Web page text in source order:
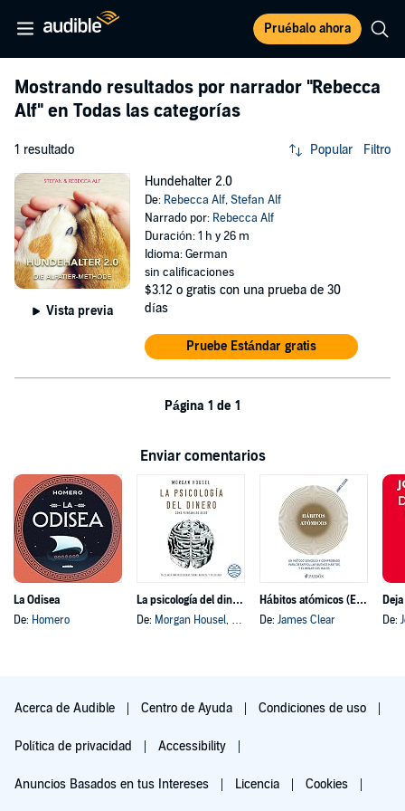
Pruébalo ahora
Mostrando resultados por narrador "Rebecca
Alf" en Todas las categorías
1 resultado Popular Filtro
Vista previa
Hundehalter 2.0
De: Rebecca Alf,Stefan Alf
Narrado por: Rebecca Alf
Duración: 1 h y 26 m
Idioma: German
sin calificaciones
$3.12 o gratis con una prueba de 30
días
Pruebe Estándar gratis
Página 1 de 1
Enviar comentarios
La Odisea
De: Homero
La psicología del dinero
De: Morgan Housel, y otros
Hábitos atómicos (Español neutro)
De: James Clear
De:
Acerca de Audible Centro de Ayuda Condiciones de uso
Política de privacidad Accessibility
Anuncios Basados en tus Intereses Licencia Cookies